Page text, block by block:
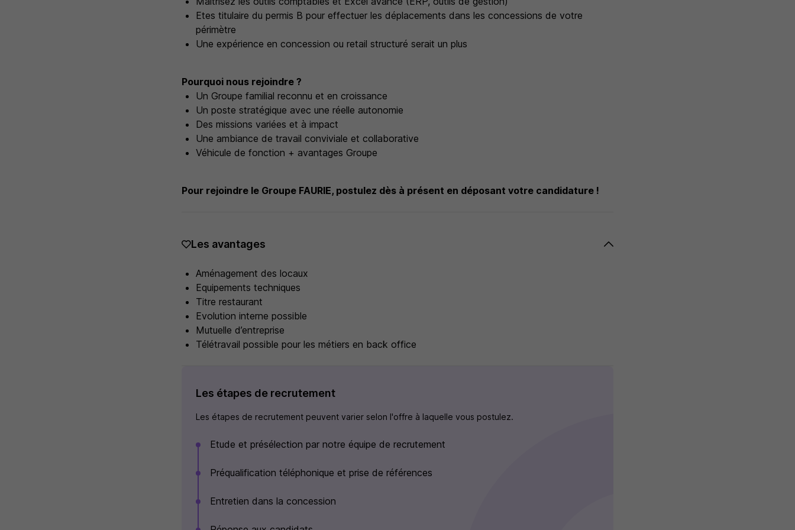
Etes titulaire du permis B pour effectuer les déplacements dans les concessions de votre
périmètre
Une expérience en concession ou retail structuré serait un plus
Pourquoi nous rejoindre ?
Un Groupe familial reconnu et en croissance
Un poste stratégique avec une réelle autonomie
Des missions variées et à impact
Une ambiance de travail conviviale et collaborative
Véhicule de fonction + avantages Groupe
Pour rejoindre le Groupe FAURIE, postulez dès à présent en déposant votre candidature !
Les avantages
Aménagement des locaux
Equipements techniques
Titre restaurant
Evolution interne possible
Mutuelle d’entreprise
Télétravail possible pour les métiers en back office
Les étapes de recrutement
Les étapes de recrutement peuvent varier selon l'offre à laquelle vous postulez.
Etude et présélection par notre équipe de recrutement
Préqualification téléphonique et prise de références
Entretien dans la concession